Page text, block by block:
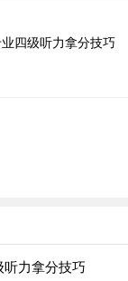
四级听力拿分技巧
听力拿分技巧